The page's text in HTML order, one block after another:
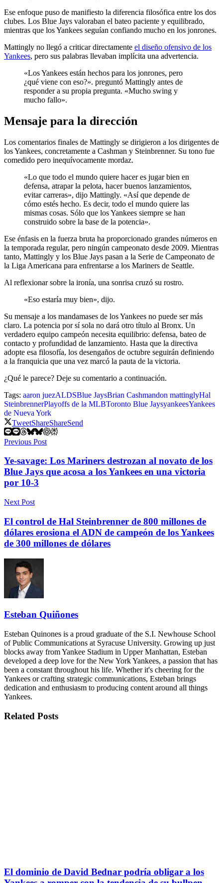
Ese enfoque puso de manifiesto la diferencia filosófica entre los dos
clubes. Los Blue Jays valoraban el bateo paciente y equilibrado,
mientras que los Yankees seguían confiando mucho en los jonrones.
Mattingly no llegó a criticar directamente el diseño ofensivo de los
Yankees, pero sus palabras llevaban implícita una advertencia.
«Los Yankees están hechos para los jonrones, pero
¿qué viene con eso?». preguntó Mattingly antes de
responder a su propia pregunta. «Mucho swing y
mucho fallo».
Mensaje para la dirección
Los comentarios finales de Mattingly se dirigieron a los dirigentes de
los Yankees, concretamente a Cashman y Steinbrenner. Su tono fue
comedido pero inequívocamente mordaz.
«Lo que todo el mundo quiere hacer es jugar bien en
defensa, atrapar la pelota, hacer buenos lanzamientos,
evitar carreras», dijo Mattingly. «Así que depende de
cómo estés hecho. Es decir, todo el mundo quiere las
mismas cosas. Sólo que los Yankees siempre se han
construido sobre la base de la potencia».
Ese énfasis en la fuerza bruta ha proporcionado grandes números en
la temporada regular, pero ningún campeonato desde 2009. Mientras
tanto, Mattingly y los Blue Jays pasan a la Serie de Campeonato de
la Liga Americana para enfrentarse a los Mariners de Seattle.
Al reflexionar sobre la ironía, una sonrisa cruzó su rostro.
«Eso estaría muy bien», dijo.
Su mensaje a los mandamases de los Yankees no puede ser más
claro. La potencia por sí sola no dará otro título al Bronx. Un
verdadero equipo campeón necesita equilibrio: defensa, bateo de
contacto y profundidad de lanzamiento. Hasta que la directiva
adopte esa filosofía, los desengaños de octubre seguirán definiendo
a la franquicia que una vez marcó la pauta de la victoria.
¿Qué le parece? Deje su comentario a continuación.
Tags: aaron juezALDSBlue JaysBrian Cashmandon mattinglyHal
SteinbrennerPlayoffs de la MLBToronto Blue JaysyankeesYankees
de Nueva York
TweetShareShareSend
Previous Post
Ye-savage: Los Mariners destrozan al novato de los
Blue Jays que acosa a los Yankees en una victoria
por 10-3
Next Post
El control de Hal Steinbrenner de 800 millones de
dólares erosiona el ADN de campeón de los Yankees
de 300 millones de dólares
Esteban Quiñones
Esteban Quinones is a proud graduate of the S.I. Newhouse School
of Public Communications at Syracuse University. Growing up just
blocks away from Yankee Stadium in Upper Manhattan, Esteban
developed a deep love for the New York Yankees, a passion that has
been a constant throughout his life. Whether it's cheering for the
Yankees or crafting strategic communications, Esteban brings
dedication and enthusiasm to producing content around all things
Yankees.
Related Posts
El dominio de David Bednar podría obligar a los